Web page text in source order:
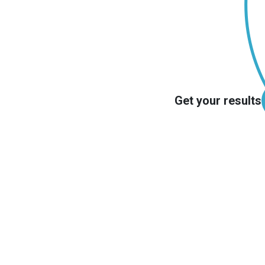
Get your results